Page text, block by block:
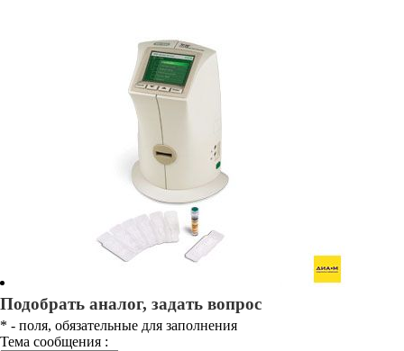
Подобрать аналог, задать вопрос
* - поля, обязательные для заполнения
Тема сообщения :